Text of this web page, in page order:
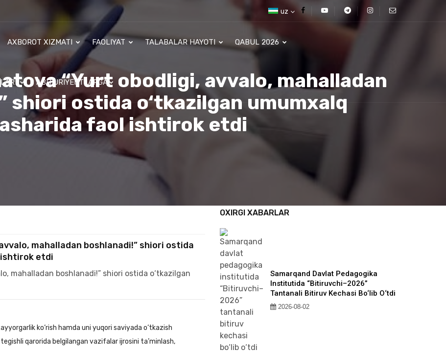
uz
AXBOROT XIZMATI FAOLIYAT TALABALAR HAYOTI QABUL 2026
ABITURIYENTLARGA
“Yurt obodligi, avvalo, mahalladan
shiori ostida o‘tkazilgan umumxalq
faol ishtirok etdi
mahalladan boshlanadi!” shiori ostida
ishtirok etdi
ko‘rish hamda uni yuqori saviyada o‘tkazish
qarorida belgilangan vazifalar ijrosini ta’minlash,
OXIRGI XABARLAR
Samarqand Davlat Pedagogika
Institutida “Bitiruvchi–2026”
Tantanali Bitiruv Kechasi Bo‘lib O‘tdi
2026-08-02